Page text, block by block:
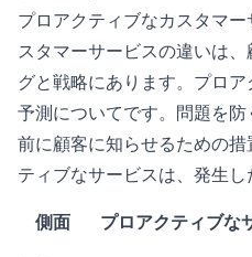
プロアクティブなカスタマ
スタマーサービスの違いは
グと戦略にあります。プロ
予測についてです。問題を
前に顧客に知らせるための
ティブなサービスは、発生し
側面 プロアクティブな